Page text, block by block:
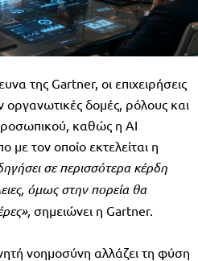
της Gartner, οι επιχειρήσεις
οργανωτικές δομές, ρόλους και
καθώς η AI
με τον οποίο εκτελείται η
σε περισσότερα κέρδη
όμως στην πορεία θα
σημειώνει η Gartner.
νοημοσύνη αλλάζει τη φύση